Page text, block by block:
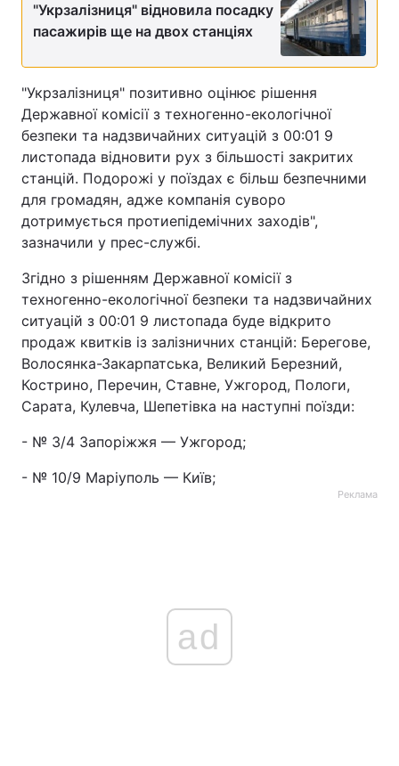
"Укрзалізниця" відновила посадку
пасажирів ще на двох станціях
"Укрзалізниця" позитивно оцінює рішення
Державної комісії з техногенно-екологічної
безпеки та надзвичайних ситуацій з 00:01 9
листопада відновити рух з більшості закритих
станцій. Подорожі у поїздах є більш безпечними
для громадян, адже компанія суворо
дотримується протиепідемічних заходів",
зазначили у прес-службі.
Згідно з рішенням Державної комісії з
техногенно-екологічної безпеки та надзвичайних
ситуацій з 00:01 9 листопада буде відкрито
продаж квитків із залізничних станцій: Берегове,
Волосянка-Закарпатська, Великий Березний,
Кострино, Перечин, Ставне, Ужгород, Пологи,
Сарата, Кулевча, Шепетівка на наступні поїзди:
- № 3/4 Запоріжжя — Ужгород;
- № 10/9 Маріуполь — Київ;
Реклама
ad